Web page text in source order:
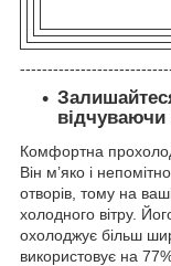
Комфортна
Він м’яко і
отворів, тому на
холодного вітру.
охолоджує більш
використовує на